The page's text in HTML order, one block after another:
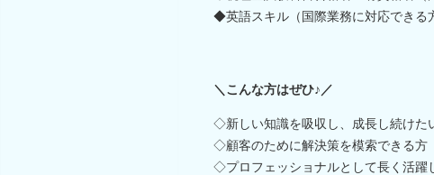
◆英語スキル（国際業務に対応できる
＼こんな方はぜひ♪／
◇新しい知識を吸収し、成長し続けた
◇顧客のために解決策を模索できる方
◇プロフェッショナルとして長く活躍